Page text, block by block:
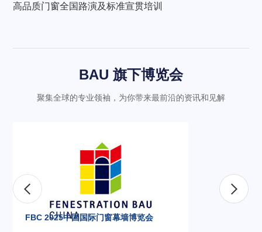
高品质门窗全国路演及标准宣贯培训
BAU 旗下博览会
聚集全球的专业领袖，为你带来最前沿的资讯和见解
FBC 2025中国国际门窗幕墙博览会